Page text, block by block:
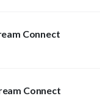
Connect
Connect